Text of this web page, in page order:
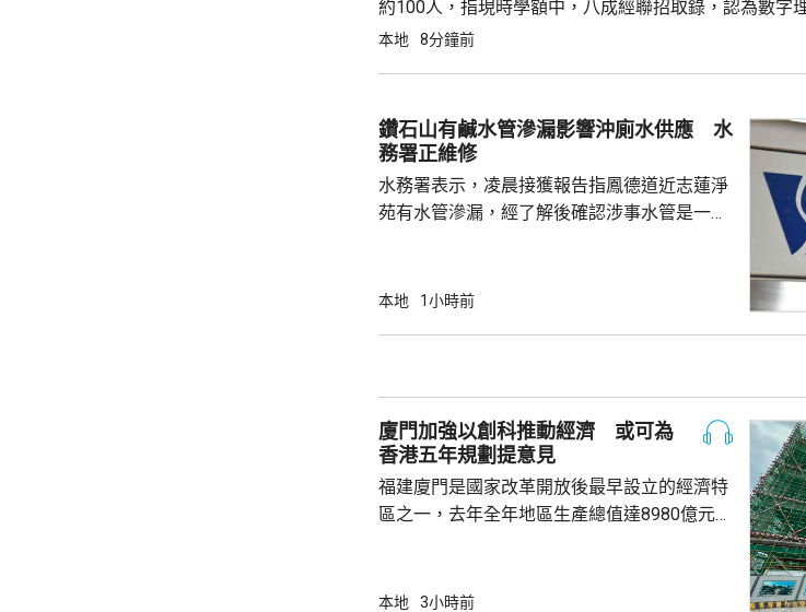
約100人，指現時學額中，八成經聯招取錄，認為數字
業學科較受歡迎，近年由於較多學生希望投身人工智能
本地 8分鐘前
鑽石山有鹹水管滲漏影響沖廁水供應 水
務署正維修
水務署表示，凌晨接獲報告指鳳德道近志蓮淨
苑有水管滲漏，經了解後確認涉事水管是一條
力進行維修，並會盡快完成有關的水管維修工
本地 1小時前
廈門加強以創科推動經濟 或可為
香港五年規劃提意見
福建廈門是國家改革開放後最早設立的經濟特
區之一，去年全年地區生產總值達8980億元人
創新科技引領工程，加快建設多個科學城和實
本地 3小時前